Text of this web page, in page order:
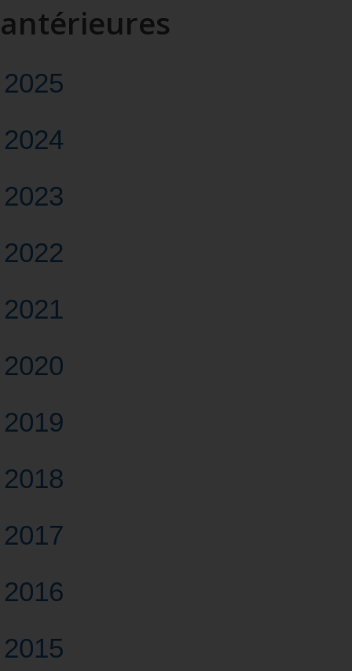
antérieures
2025
2024
2023
2022
2021
2020
2019
2018
2017
2016
2015